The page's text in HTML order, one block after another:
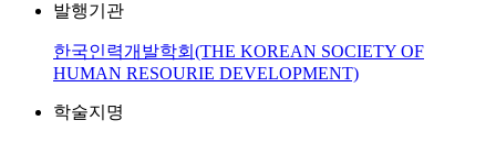
발행기관
한국인력개발학회(THE KOREAN SOCIETY OF
HUMAN RESOURIE DEVELOPMENT)
학술지명